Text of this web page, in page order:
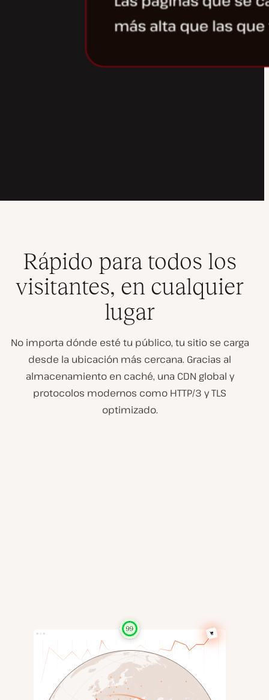
Rápido para todos los
visitantes, en cualquier
lugar
No importa dónde esté tu público, tu sitio se carga
desde la ubicación más cercana. Gracias al
almacenamiento en caché, una CDN global y
protocolos modernos como HTTP/3 y TLS
optimizado.